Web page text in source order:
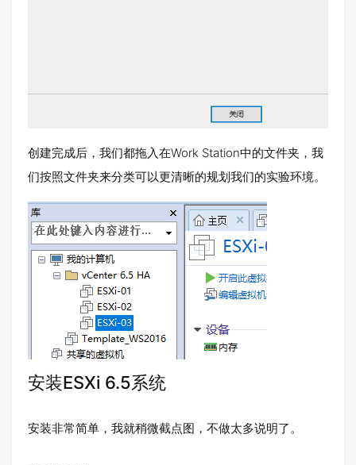
创建完成后，我们都拖入在Work Station中的文件夹，我
们按照文件夹来分类可以更清晰的规划我们的实验环境。
安装ESXi 6.5系统
安装非常简单，我就稍微截点图，不做太多说明了。